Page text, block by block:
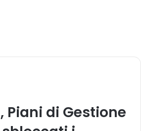
Piani di Gestione